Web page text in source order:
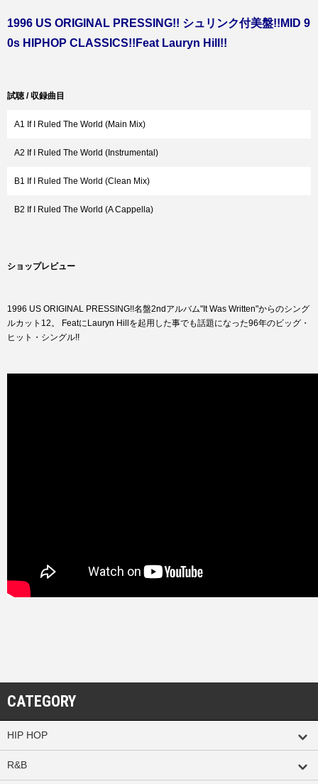
1996 US ORIGINAL PRESSING!! シュリンク付美盤!!MID 9
0s HIPHOP CLASSICS!!Feat Lauryn Hill!!
試聴 / 収録曲目
A1 If I Ruled The World (Main Mix)
A2 If I Ruled The World (Instrumental)
B1 If I Ruled The World (Clean Mix)
B2 If I Ruled The World (A Cappella)
ショップレビュー
1996 US ORIGINAL PRESSING!!名盤2ndアルバム"It Was Written"からのシング
ルカット12。 FeatにLauryn Hillを起用した事でも話題になった96年のビッグ・
ヒット・シングル!!
CATEGORY
HIP HOP
R&B